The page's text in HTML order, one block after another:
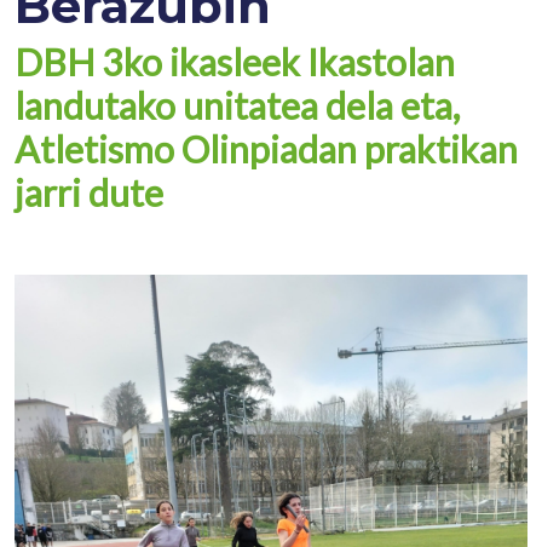
DBH 3ko ikasleek Ikastolan
landutako unitatea dela eta,
Atletismo Olinpiadan praktikan
jarri dute